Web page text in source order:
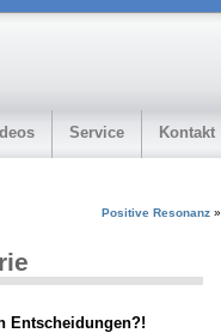
Service Kontakt
Positive Resonanz »
Entscheidungen?!